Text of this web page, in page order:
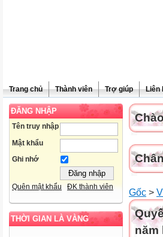
Trang chủ Thành viên Trợ giúp Liên
ĐĂNG NHẬP
Tên truy nhập
Mật khẩu
Ghi nhớ
Quên mật khẩu ĐK thành viên
THỜI GIAN LÀ VÀNG
Gốc >
năm